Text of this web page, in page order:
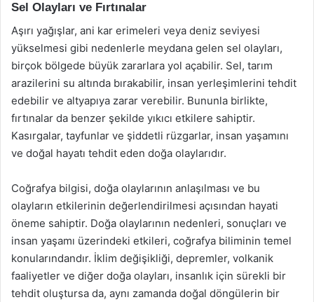
Sel Olayları ve Fırtınalar
Aşırı yağışlar, ani kar erimeleri veya deniz seviyesi
yükselmesi gibi nedenlerle meydana gelen sel olayları,
birçok bölgede büyük zararlara yol açabilir. Sel, tarım
arazilerini su altında bırakabilir, insan yerleşimlerini tehdit
edebilir ve altyapıya zarar verebilir. Bununla birlikte,
fırtınalar da benzer şekilde yıkıcı etkilere sahiptir.
Kasırgalar, tayfunlar ve şiddetli rüzgarlar, insan yaşamını
ve doğal hayatı tehdit eden doğa olaylarıdır.
Coğrafya bilgisi, doğa olaylarının anlaşılması ve bu
olayların etkilerinin değerlendirilmesi açısından hayati
öneme sahiptir. Doğa olaylarının nedenleri, sonuçları ve
insan yaşamı üzerindeki etkileri, coğrafya biliminin temel
konularındandır. İklim değişikliği, depremler, volkanik
faaliyetler ve diğer doğa olayları, insanlık için sürekli bir
tehdit oluştursa da, aynı zamanda doğal döngülerin bir